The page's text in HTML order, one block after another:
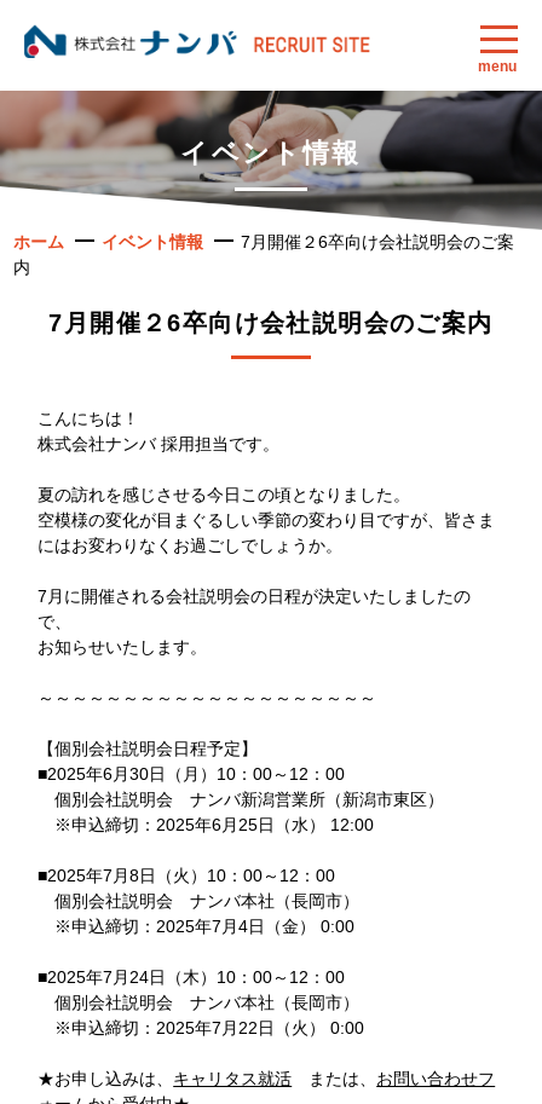
menu
イベント情報
ホーム イベント情報
7月開催２6卒向け会社説明会のご案
内
7月開催２6卒向け会社説明会のご案内
こんにちは！
株式会社ナンバ 採用担当です。
夏の訪れを感じさせる今日この頃となりました。
空模様の変化が目まぐるしい季節の変わり目ですが、皆さま
にはお変わりなくお過ごしでしょうか。
7月に開催される会社説明会の日程が決定いたしましたの
で、
お知らせいたします。
～～～～～～～～～～～～～～～～～～～～
【個別会社説明会日程予定】
■2025年6月30日（月）10：00～12：00
個別会社説明会 ナンバ新潟営業所（新潟市東区）
※申込締切：2025年6月25日（水） 12:00
■2025年7月8日（火）10：00～12：00
個別会社説明会 ナンバ本社（長岡市）
※申込締切：2025年7月4日（金） 0:00
■2025年7月24日（木）10：00～12：00
個別会社説明会 ナンバ本社（長岡市）
※申込締切：2025年7月22日（火） 0:00
★お申し込みは、 キャリタス就活 または、 お問い合わせフ